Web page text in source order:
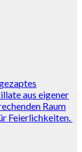
aus eigener
Raum
Feierlichkeiten.